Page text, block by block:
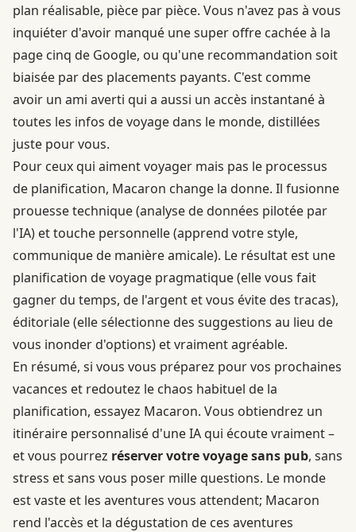
plan réalisable, pièce par pièce. Vous n'avez pas à vous
inquiéter d'avoir manqué une super offre cachée à la
page cinq de Google, ou qu'une recommandation soit
biaisée par des placements payants. C'est comme
avoir un ami averti qui a aussi un accès instantané à
toutes les infos de voyage dans le monde, distillées
juste pour vous.
Pour ceux qui aiment voyager mais pas le processus
de planification, Macaron change la donne. Il fusionne
prouesse technique (analyse de données pilotée par
l'IA) et touche personnelle (apprend votre style,
communique de manière amicale). Le résultat est une
planification de voyage pragmatique (elle vous fait
gagner du temps, de l'argent et vous évite des tracas),
éditoriale (elle sélectionne des suggestions au lieu de
vous inonder d'options) et vraiment agréable.
En résumé, si vous vous préparez pour vos prochaines
vacances et redoutez le chaos habituel de la
planification, essayez Macaron. Vous obtiendrez un
itinéraire personnalisé d'une IA qui écoute vraiment –
et vous pourrez réserver votre voyage sans pub, sans
stress et sans vous poser mille questions. Le monde
est vaste et les aventures vous attendent; Macaron
rend l'accès et la dégustation de ces aventures